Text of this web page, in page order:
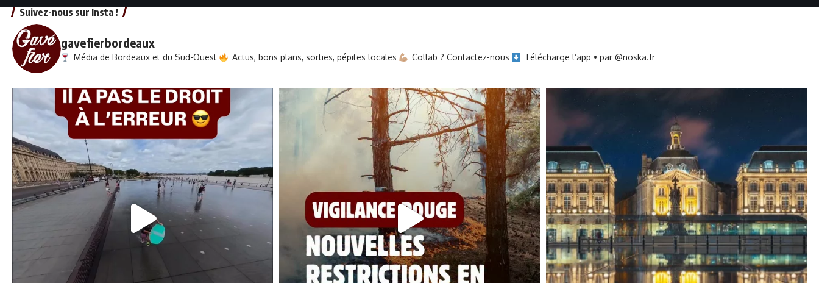
Suivez-nous sur Insta !
gavefierbordeaux
Média de Bordeaux et du Sud-Ouest Actus, bons plans, sorties, pépites locales Collab ? Contactez-nous Télécharge l’app • par @noska.fr